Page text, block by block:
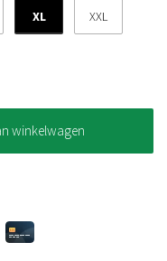
XL XXL
winkelwagen